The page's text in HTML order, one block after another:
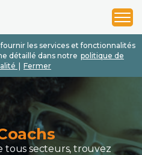
les services et fonctionnalités
détaillé dans notre politique de
Fermer
1
2
3
tous secteurs, trouvez